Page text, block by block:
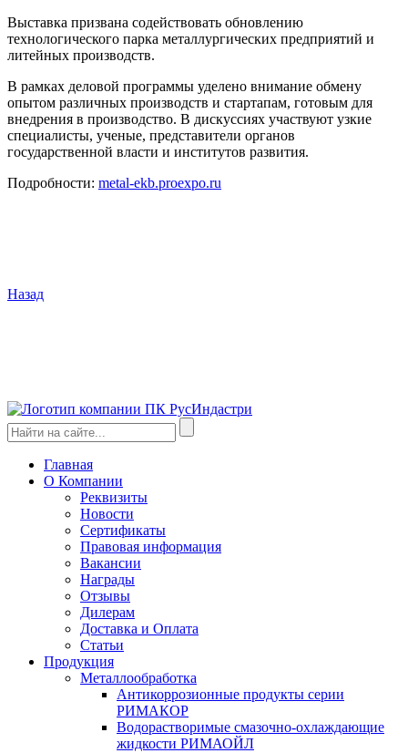
Выставка призвана содействовать обновлению
технологического парка металлургических предприятий и
литейных производств.
В рамках деловой программы уделено внимание обмену
опытом различных производств и стартапам, готовым для
внедрения в производство. В дискуссиях участвуют узкие
специалисты, ученые, представители органов
государственной власти и институтов развития.
Подробности: metal-ekb.proexpo.ru
Назад
Главная
О Компании
Реквизиты
Новости
Сертификаты
Правовая информация
Вакансии
Награды
Отзывы
Дилерам
Доставка и Оплата
Статьи
Продукция
Металлообработка
Антикоррозионные продукты серии
РИМАКОР
Водорастворимые смазочно-охлаждающие
жидкости РИМАОЙЛ